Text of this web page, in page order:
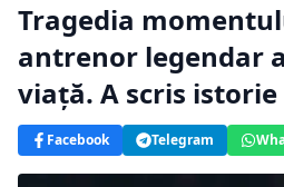
Tragedia
antrenor legendar
viaţă. A scris
Facebook Telegram